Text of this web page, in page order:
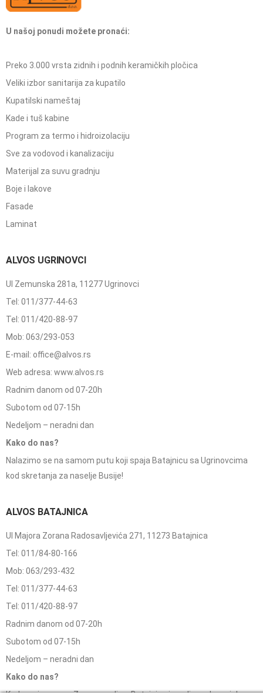
U našoj ponudi možete pronaći:
Preko 3.000 vrsta zidnih i podnih keramičkih pločica
Veliki izbor sanitarija za kupatilo
Kupatilski nameštaj
Kade i tuš kabine
Program za termo i hidroizolaciju
Sve za vodovod i kanalizaciju
Materijal za suvu gradnju
Boje i lakove
Fasade
Laminat
ALVOS UGRINOVCI
Ul Zemunska 281a, 11277 Ugrinovci
Tel: 011/377-44-63
Tel: 011/420-88-97
Mob: 063/293-053
E-mail: office@alvos.rs
Web adresa: www.alvos.rs
Radnim danom od 07-20h
Subotom od 07-15h
Nedeljom – neradni dan
Kako do nas?
Nalazimo se na samom putu koji spaja Batajnicu sa Ugrinovcima
kod skretanja za naselje Busije!
ALVOS BATAJNICA
Ul Majora Zorana Radosavljevića 271, 11273 Batajnica
Tel: 011/84-80-166
Mob: 063/293-432
Tel: 011/377-44-63
Tel: 011/420-88-97
Radnim danom od 07-20h
Subotom od 07-15h
Nedeljom – neradni dan
Kako do nas?